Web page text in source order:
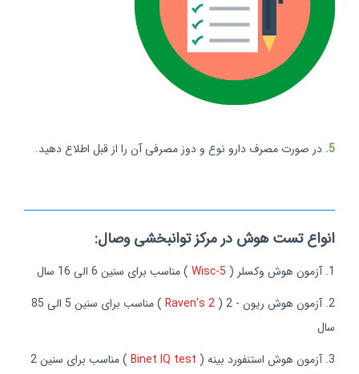
5. در صورت مصرف دارو نوع و دوز مصرفی آن را از قبل اطلاع دهید.
انواع تست هوش در مرکز توانبخشی وصال:
1. آزمون هوش وکسلر ( Wisc-5 ) مناسب برای سنین 6 الی 16 سال
2. آزمون هوش ریون - 2 (
) مناسب برای سنین 5 الی 85
سال
3. آزمون هوش استنفورد بینه (
Binet IQ test
) مناسب برای سنین 2